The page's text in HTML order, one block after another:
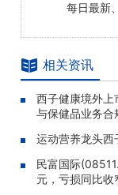
每日最新
相关资讯
西子健康境外上
与保健品业务合
运动营养龙头西
民富国际
元，亏损同比